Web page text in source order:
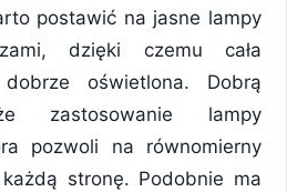
postawić na jasne lampy
dzięki czemu cała
oświetlona. Dobrą
zastosowanie lampy
pozwoli na równomierny
każdą stronę. Podobnie ma